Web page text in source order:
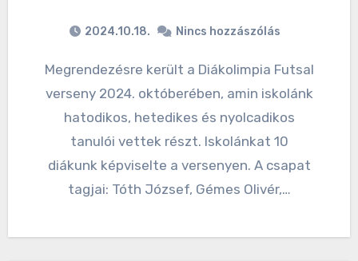
2024.10.18. Nincs hozzászólás
Megrendezésre került a Diákolimpia Futsal
verseny 2024. októberében, amin iskolánk
hatodikos, hetedikes és nyolcadikos
tanulói vettek részt. Iskolánkat 10
diákunk képviselte a versenyen. A csapat
tagjai: Tóth József, Gémes Olivér,…